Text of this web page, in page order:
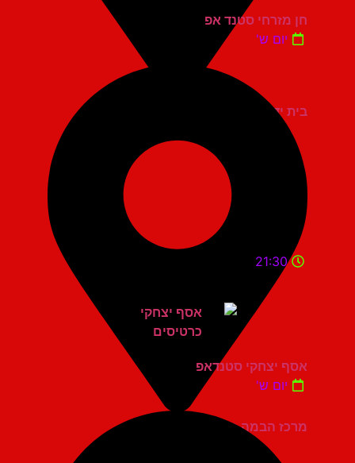
בית יד לבנים אשדוד
חן מזרחי סטנד אפ
יום ש'
מרכז הבמה גני תקווה
21:30
אסף יצחקי סטנדאפ
יום ש'